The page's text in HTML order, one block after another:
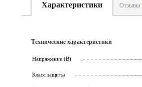
Характеристики Отзывы
Технические характеристики
Напряжение (В)
Класс защиты